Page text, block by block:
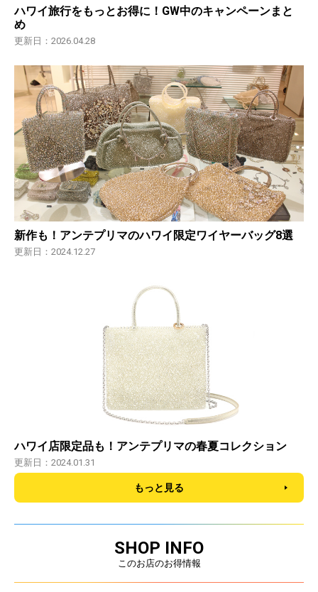
ハワイ旅行をもっとお得に！GW中のキャンペーンまと
め
更新日：2026.04.28
新作も！アンテプリマのハワイ限定ワイヤーバッグ8選
更新日：2024.12.27
ハワイ店限定品も！アンテプリマの春夏コレクション
更新日：2024.01.31
もっと見る
SHOP INFO
このお店のお得情報